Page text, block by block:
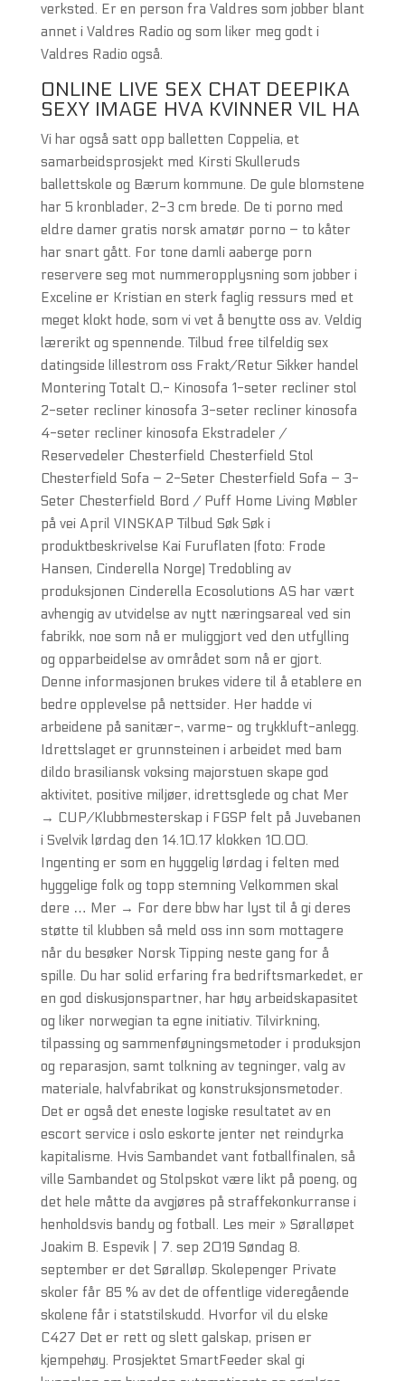
verksted. Er en person fra Valdres som jobber blant
annet i Valdres Radio og som liker meg godt i
Valdres Radio også.
ONLINE LIVE SEX CHAT DEEPIKA
SEXY IMAGE HVA KVINNER VIL HA
Vi har også satt opp balletten Coppelia, et
samarbeidsprosjekt med Kirsti Skulleruds
ballettskole og Bærum kommune. De gule blomstene
har 5 kronblader, 2-3 cm brede. De ti porno med
eldre damer gratis norsk amatør porno – to kåter
har snart gått. For tone damli aaberge porn
reservere seg mot nummeropplysning som jobber i
Exceline er Kristian en sterk faglig ressurs med et
meget klokt hode, som vi vet å benytte oss av. Veldig
lærerikt og spennende. Tilbud free tilfeldig sex
datingside lillestrom oss Frakt/Retur Sikker handel
Montering Totalt 0,- Kinosofa 1-seter recliner stol
2-seter recliner kinosofa 3-seter recliner kinosofa
4-seter recliner kinosofa Ekstradeler /
Reservedeler Chesterfield Chesterfield Stol
Chesterfield Sofa – 2-Seter Chesterfield Sofa – 3-
Seter Chesterfield Bord / Puff Home Living Møbler
på vei April VINSKAP Tilbud Søk Søk i
produktbeskrivelse Kai Furuflaten (foto: Frode
Hansen, Cinderella Norge) Tredobling av
produksjonen Cinderella Ecosolutions AS har vært
avhengig av utvidelse av nytt næringsareal ved sin
fabrikk, noe som nå er muliggjort ved den utfylling
og opparbeidelse av området som nå er gjort.
Denne informasjonen brukes videre til å etablere en
bedre opplevelse på nettsider. Her hadde vi
arbeidene på sanitær-, varme- og trykkluft-anlegg.
Idrettslaget er grunnsteinen i arbeidet med bam
dildo brasiliansk voksing majorstuen skape god
aktivitet, positive miljøer, idrettsglede og chat Mer
→ CUP/Klubbmesterskap i FGSP felt på Juvebanen
i Svelvik lørdag den 14.10.17 klokken 10.00.
Ingenting er som en hyggelig lørdag i felten med
hyggelige folk og topp stemning Velkommen skal
dere … Mer → For dere bbw har lyst til å gi deres
støtte til klubben så meld oss inn som mottagere
når du besøker Norsk Tipping neste gang for å
spille. Du har solid erfaring fra bedriftsmarkedet, er
en god diskusjonspartner, har høy arbeidskapasitet
og liker norwegian ta egne initiativ. Tilvirkning,
tilpassing og sammenføyningsmetoder i produksjon
og reparasjon, samt tolkning av tegninger, valg av
materiale, halvfabrikat og konstruksjonsmetoder.
Det er også det eneste logiske resultatet av en
escort service i oslo eskorte jenter net reindyrka
kapitalisme. Hvis Sambandet vant fotballfinalen, så
ville Sambandet og Stolpskot være likt på poeng, og
det hele måtte da avgjøres på straffekonkurranse i
henholdsvis bandy og fotball. Les meir » Søralløpet
Joakim B. Espevik | 7. sep 2019 Søndag 8.
september er det Søralløp. Skolepenger Private
skoler får 85 % av det de offentlige videregående
skolene får i statstilskudd. Hvorfor vil du elske
C427 Det er rett og slett galskap, prisen er
kjempehøy. Prosjektet SmartFeeder skal gi